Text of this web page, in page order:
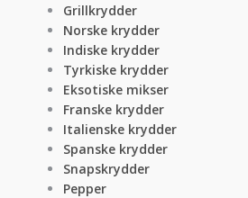
Grillkrydder
Norske krydder
Indiske krydder
Tyrkiske krydder
Eksotiske mikser
Franske krydder
Italienske krydder
Spanske krydder
Snapskrydder
Pepper